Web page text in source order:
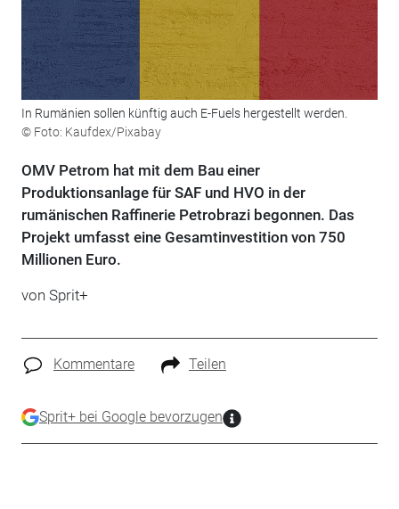
In Rumänien sollen künftig auch E-Fuels hergestellt werden.
© Foto: Kaufdex/Pixabay
OMV Petrom hat mit dem Bau einer
Produktionsanlage für SAF und HVO in der
rumänischen Raffinerie Petrobrazi begonnen. Das
Projekt umfasst eine Gesamtinvestition von 750
Millionen Euro.
von Sprit+
Kommentare Teilen
Sprit+ bei Google bevorzugen